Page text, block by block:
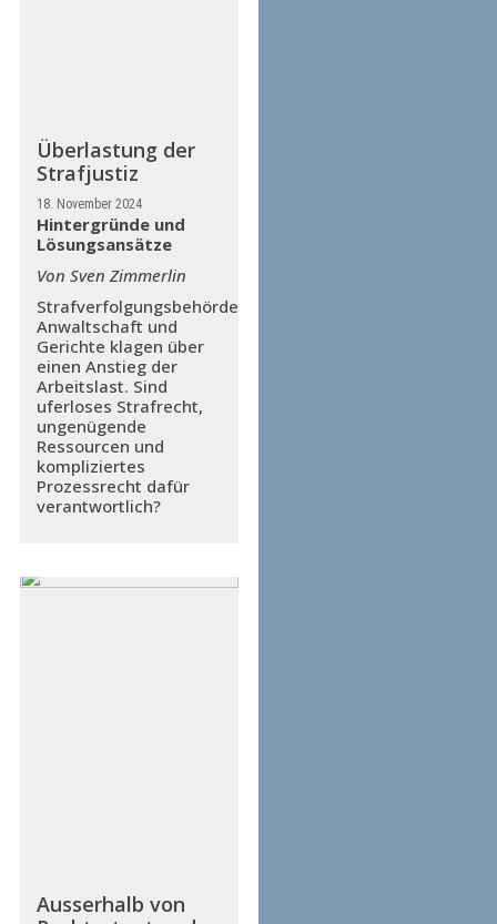
Überlastung der
Strafjustiz
18. November 2024
Hintergründe und
Lösungsansätze
Von Sven Zimmerlin
Strafverfolgungsbehörden,
Anwaltschaft und
Gerichte klagen über
einen Anstieg der
Arbeitslast. Sind
uferloses Strafrecht,
ungenügende
Ressourcen und
kompliziertes
Prozessrecht dafür
verantwortlich?
Ausserhalb von